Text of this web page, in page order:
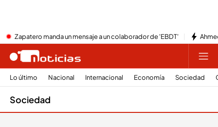
Zapatero manda un mensaje a un colaborador de 'EBDT'
Lo último Nacional Internacional Economía Sociedad
Sociedad